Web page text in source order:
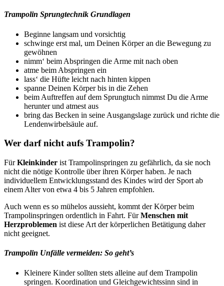
Trampolin Sprungtechnik Grundlagen
Beginne langsam und vorsichtig
schwinge erst mal, um Deinen Körper an die Bewegung zu
gewöhnen
nimm‘ beim Abspringen die Arme mit nach oben
atme beim Abspringen ein
lass‘ die Hüfte leicht nach hinten kippen
spanne Deinen Körper bis in die Zehen
beim Auftreffen auf dem Sprungtuch nimmst Du die Arme
herunter und atmest aus
bring das Becken in seine Ausgangslage zurück und richte die
Lendenwirbelsäule auf.
Wer darf nicht aufs Trampolin?
FürKleinkinder ist Trampolinspringen zu gefährlich, da sie noch
nicht die nötige Kontrolle über ihren Körper haben. Je nach
individuellem Entwicklungsstand des Kindes wird der Sport ab
einem Alter von etwa 4 bis 5 Jahren empfohlen.
Auch wenn es so mühelos aussieht, kommt der Körper beim
Trampolinspringen ordentlich in Fahrt. FürMenschen mit
Herzproblemen ist diese Art der körperlichen Betätigung daher
nicht geeignet.
Trampolin Unfälle vermeiden: So geht’s
Kleinere Kinder sollten stets alleine auf dem Trampolin
springen. Koordination und Gleichgewichtssinn sind in